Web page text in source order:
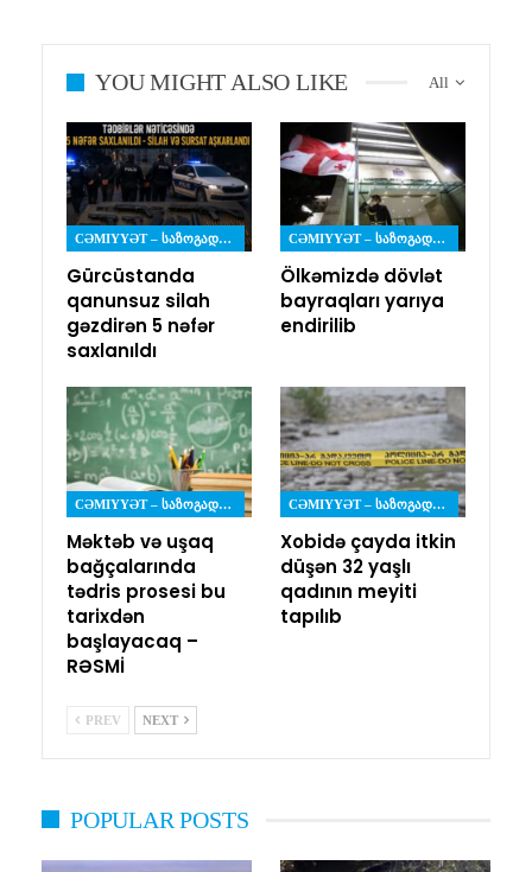
All
YOU MIGHT ALSO LIKE
CƏMIYYƏT – ᲡᲐᲖᲝᲒᲐᲓᲝᲔᲑᲐ
Gürcüstanda
qanunsuz silah
gəzdirən 5 nəfər
saxlanıldı
CƏMIYYƏT – ᲡᲐᲖᲝᲒᲐᲓᲝᲔᲑᲐ
Ölkəmizdə dövlət
bayraqları yarıya
endirilib
CƏMIYYƏT – ᲡᲐᲖᲝᲒᲐᲓᲝᲔᲑᲐ
Məktəb və uşaq
bağçalarında
tədris prosesi bu
tarixdən
başlayacaq –
RƏSMİ
CƏMIYYƏT – ᲡᲐᲖᲝᲒᲐᲓᲝᲔᲑᲐ
Xobidə çayda itkin
düşən 32 yaşlı
qadının meyiti
tapılıb
PREV NEXT
POPULAR POSTS